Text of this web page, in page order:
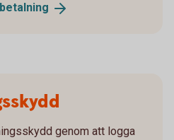
genom att logga